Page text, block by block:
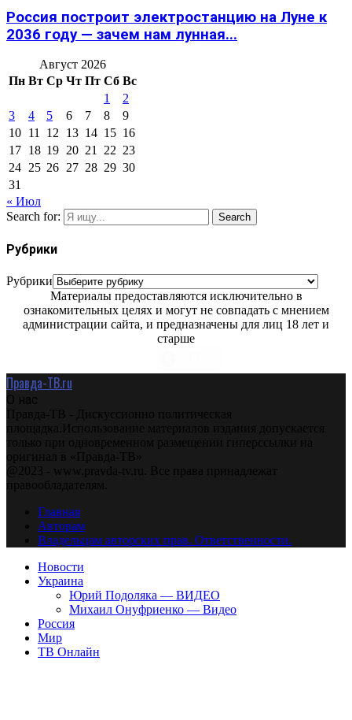
Россия построит электростанцию на Луне к
2036 году — зачем нам лунная...
Август 2026
Пн Вт Ср Чт Пт Сб Вс
1
2
3
4 5 6 7 8
9
10 11 12 13 14 15 16
17 18 19 20 21 22 23
24 25 26 27 28 29 30
31
« Июл
Search for:
Search
Рубрики
Рубрики
Материалы предоставляются исключительно в
ознакомительных целях и могут не совпадать с мнением
администрации сайта, и предназначены для лиц 18 лет и
старше
Правда-ТВ.ru
О нас
Правда-ТВ - Дискуссионно политическая
площадка.Использование материалов издания допускается
только при одновременном размещении гиперссылки на
оригинал в «Правда-ТВ»
@2023 - www.pravda-tv.ru. Все права принадлежат
правообладателям.
Главная
Авторам
Владельцам авторских прав. Ответственности.
Новости
Украина
Юрий Подоляка — ВИДЕО
Михаил Онуфриенко — Видео
Россия
Мир
ТВ Онлайн